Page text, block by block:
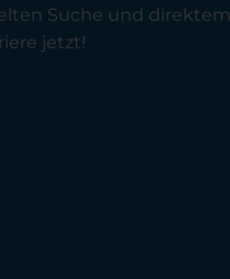
Suche und direktem
jetzt!